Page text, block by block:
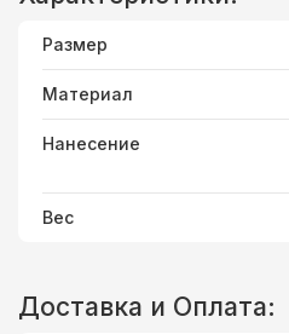
Размер
Материал
Нанесение
Вес
Доставка и Оплата: